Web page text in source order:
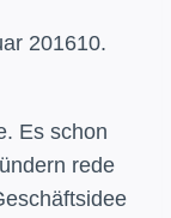
201610.
Es schon
rede